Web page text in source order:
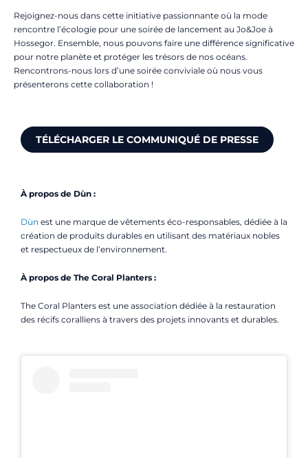
Rejoignez-nous dans cette initiative passionnante où la mode
rencontre l’écologie pour une soirée de lancement au Jo&Joe à
Hossegor. Ensemble, nous pouvons faire une différence significative
pour notre planète et protéger les trésors de nos océans.
Rencontrons-nous lors d’une soirée conviviale où nous vous
présenterons cette collaboration !
TÉLÉCHARGER LE COMMUNIQUÉ DE PRESSE
À propos de Dùn :
Dùn est une marque de vêtements éco-responsables, dédiée à la
création de produits durables en utilisant des matériaux nobles
et respectueux de l’environnement.
À propos de The Coral Planters :
The Coral Planters est une association dédiée à la restauration
des récifs coralliens à travers des projets innovants et durables.